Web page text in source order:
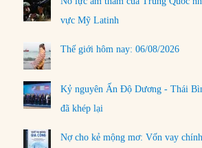
vực Mỹ Latinh
Thế giới hôm nay: 06/08/2026
Kỷ nguyên Ấn Độ Dương - Thái
đã khép lại
Nợ cho kẻ mộng mơ: Vốn vay